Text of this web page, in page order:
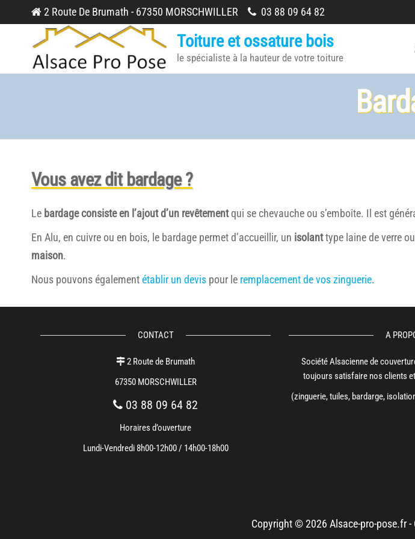
to
2 Route De Brumath - 67350 MORSCHWILLER 03 88 09 64 82
Toiture et ossature bois
le spécialiste à la hauteur de votre toiture
Vous avez dit bardage ?
Le bardage consiste en l’ajout d’un revêtementqui se chevauche ou s’emboîte. Il est
En Alu, en cuivre ou en bois, le bardage permet d’accueillir, un isolanttype laine de verre
maison.
Nous pouvons égalementétablir un devis pour le remplacement de vos zinguerie.
CONTACT
2 Route de Brumath
67350 MORSCHWILLER
03 88 09 64 82
Horaires d’ouverture
Lundi-Vendredi 8h00-12h00 / 14h00-18h00
A
Société Alsacienne de
toujours satisfaire nos clients
(zinguerie, tuiles, bardarge,
Copyright © 2026 Alsace-pro-pose.fr -